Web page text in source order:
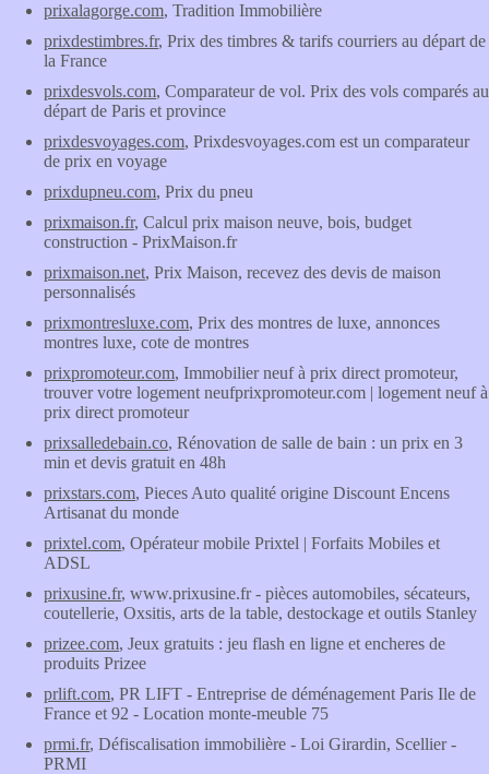
prixalagorge.com, Tradition Immobilière
prixdestimbres.fr, Prix des timbres & tarifs courriers au départ de
la France
prixdesvols.com, Comparateur de vol. Prix des vols comparés au
départ de Paris et province
prixdesvoyages.com, Prixdesvoyages.com est un comparateur
de prix en voyage
prixdupneu.com, Prix du pneu
prixmaison.fr, Calcul prix maison neuve, bois, budget
construction - PrixMaison.fr
prixmaison.net, Prix Maison, recevez des devis de maison
personnalisés
prixmontresluxe.com, Prix des montres de luxe, annonces
montres luxe, cote de montres
prixpromoteur.com, Immobilier neuf à prix direct promoteur,
trouver votre logement neufprixpromoteur.com | logement neuf à
prix direct promoteur
prixsalledebain.co, Rénovation de salle de bain : un prix en 3
min et devis gratuit en 48h
prixstars.com, Pieces Auto qualité origine Discount Encens
Artisanat du monde
prixtel.com, Opérateur mobile Prixtel | Forfaits Mobiles et
ADSL
prixusine.fr, www.prixusine.fr - pièces automobiles, sécateurs,
coutellerie, Oxsitis, arts de la table, destockage et outils Stanley
prizee.com, Jeux gratuits : jeu flash en ligne et encheres de
produits Prizee
prlift.com, PR LIFT - Entreprise de déménagement Paris Ile de
France et 92 - Location monte-meuble 75
prmi.fr, Défiscalisation immobilière - Loi Girardin, Scellier -
PRMI